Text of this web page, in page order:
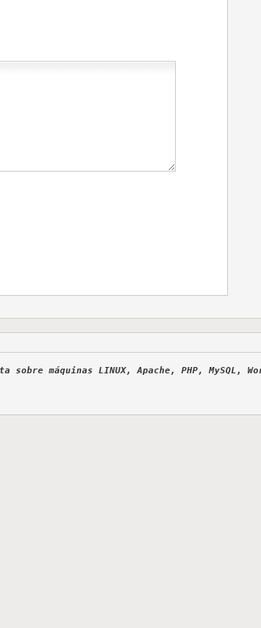
sobre máquinas LINUX, Apache, PHP, MySQL,